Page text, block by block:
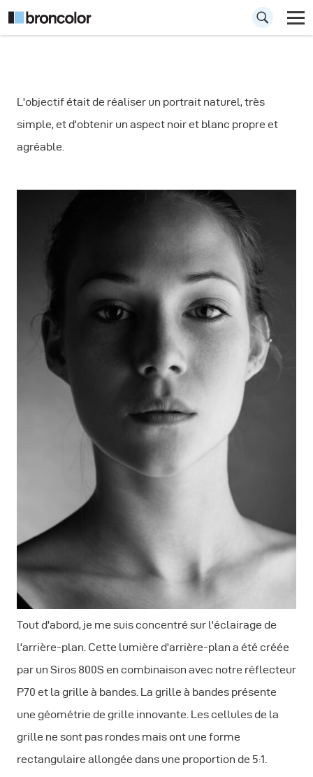
de portrait naturel
L'objectif était de réaliser un portrait naturel, très
simple, et d'obtenir un aspect noir et blanc propre et
agréable.
Tout d'abord, je me suis concentré sur l'éclairage de
l'arrière-plan. Cette lumière d'arrière-plan a été créée
par un Siros 800S en combinaison avec notre réflecteur
P70 et la grille à bandes. La grille à bandes présente
une géométrie de grille innovante. Les cellules de la
grille ne sont pas rondes mais ont une forme
rectangulaire allongée dans une proportion de 5:1.